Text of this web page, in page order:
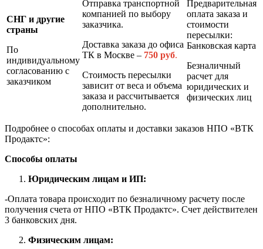
СНГ и другие
страны
По
индивидуальному
согласованию с
заказчиком
Отправка транспортной
компанией по выбору
заказчика.
Доставка заказа до офиса
ТК в Москве – 750 руб.
Стоимость пересылки
зависит от веса и объема
заказа и рассчитывается
дополнительно.
Предварительная
оплата заказа и
стоимости
пересылки:
Банковская карта
Безналичный
расчет для
юридических и
физических лиц
Подробнее о способах оплаты и доставки заказов НПО «ВТК
Продактс»:
Способы оплаты
Юридическим лицам и ИП:
-Оплата товара происходит по безналичному расчету после
получения счета от НПО «ВТК Продактс». Счет действителен
3 банковских дня.
Физическим лицам: